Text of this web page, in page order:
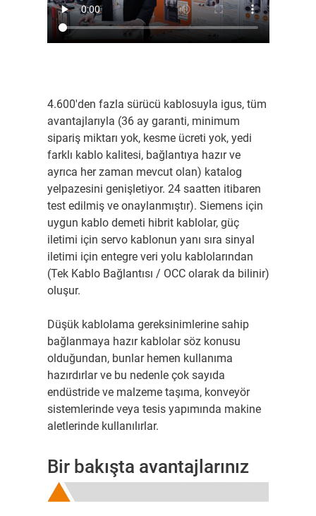
4.600'den fazla sürücü kablosuyla igus, tüm
avantajlarıyla (36 ay garanti, minimum
sipariş miktarı yok, kesme ücreti yok, yedi
farklı kablo kalitesi, bağlantıya hazır ve
ayrıca her zaman mevcut olan) katalog
yelpazesini genişletiyor. 24 saatten itibaren
test edilmiş ve onaylanmıştır). Siemens için
uygun kablo demeti hibrit kablolar, güç
iletimi için servo kablonun yanı sıra sinyal
iletimi için entegre veri yolu kablolarından
(Tek Kablo Bağlantısı / OCC olarak da bilinir)
oluşur.
Düşük kablolama gereksinimlerine sahip
bağlanmaya hazır kablolar söz konusu
olduğundan, bunlar hemen kullanıma
hazırdırlar ve bu nedenle çok sayıda
endüstride ve malzeme taşıma, konveyör
sistemlerinde veya tesis yapımında makine
aletlerinde kullanılırlar.
Bir bakışta avantajlarınız